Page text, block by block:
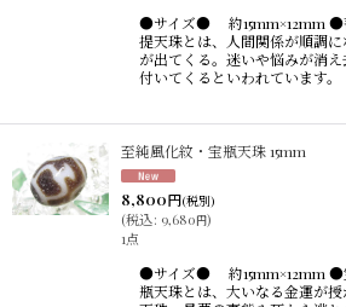
●サイズ● 約15mm×12mm ●
提天珠とは、人間関係が順調
が出てくる。迷いや悩みが消
付いてくるといわれています。
至純風化紋・宝瓶天珠 15mm
8,800円(税別)
(税込: 9,680円)
1点
●サイズ● 約15mm×12mm ●
瓶天珠とは、大いなる金運が